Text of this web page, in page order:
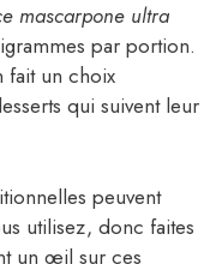
mascarpone ultra
par portion.
fait un choix
qui suivent leur
peuvent
utilisez, donc faites
un œil sur ces